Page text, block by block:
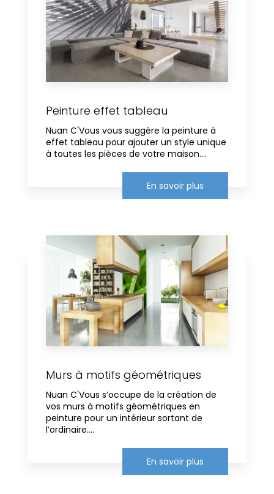
Peinture effet tableau
Nuan C'Vous vous suggère la peinture à
effet tableau pour ajouter un style unique
à toutes les pièces de votre maison....
En savoir plus
Murs à motifs géométriques
Nuan C'Vous s’occupe de la création de
vos murs à motifs géométriques en
peinture pour un intérieur sortant de
l’ordinaire....
En savoir plus